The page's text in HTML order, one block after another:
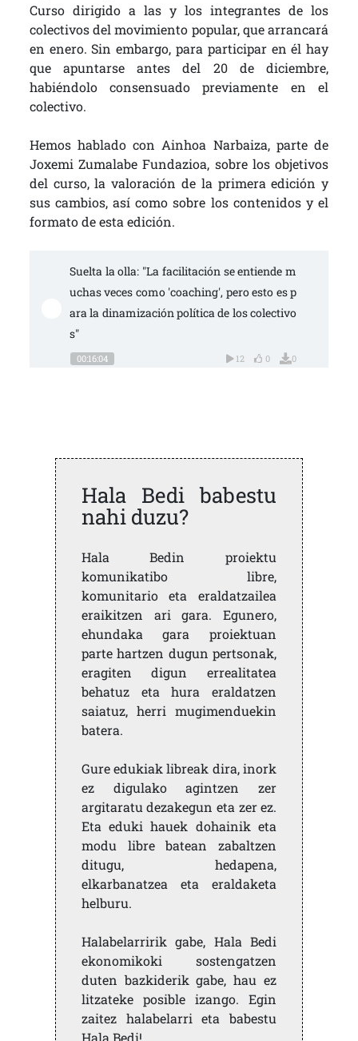
Curso dirigido a las y los integrantes de los
colectivos del movimiento popular, que arrancará
en enero. Sin embargo, para participar en él hay
que apuntarse antes del 20 de diciembre,
habiéndolo consensuado previamente en el
colectivo.
Hemos hablado con Ainhoa Narbaiza, parte de
Joxemi Zumalabe Fundazioa, sobre los objetivos
del curso, la valoración de la primera edición y
sus cambios, así como sobre los contenidos y el
formato de esta edición.
Suelta la olla: "La facilitación se entiende m
uchas veces como 'coaching', pero esto es p
ara la dinamización política de los colectivo
s"
00:16:04 12 0 0
Hala Bedi babestu
nahi duzu?
Hala Bedin proiektu
komunikatibo libre,
komunitario eta eraldatzailea
eraikitzen ari gara. Egunero,
ehundaka gara proiektuan
parte hartzen dugun pertsonak,
eragiten digun errealitatea
behatuz eta hura eraldatzen
saiatuz, herri mugimenduekin
batera.
Gure edukiak libreak dira, inork
ez digulako agintzen zer
argitaratu dezakegun eta zer ez.
Eta eduki hauek dohainik eta
modu libre batean zabaltzen
ditugu, hedapena,
elkarbanatzea eta eraldaketa
helburu.
Halabelarririk gabe, Hala Bedi
ekonomikoki sostengatzen
duten bazkiderik gabe, hau ez
litzateke posible izango. Egin
zaitez halabelarri eta babestu
Hala Bedi!